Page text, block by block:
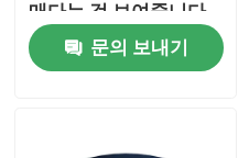
공장 투어
매다는 것 보여줍니다
문의 보내기